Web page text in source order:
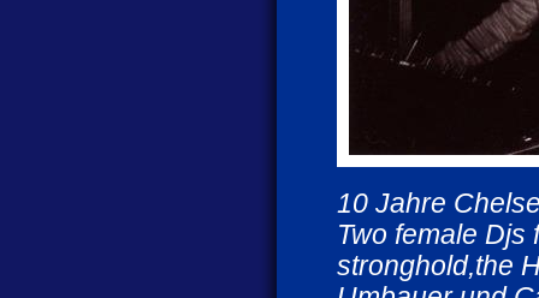
10 Jahre
Two female
stronghold,the